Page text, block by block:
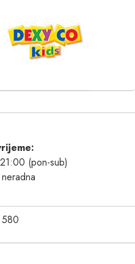
(pon-sub)